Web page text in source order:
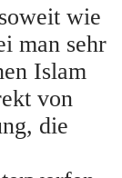
wie
man sehr
Islam
von
die